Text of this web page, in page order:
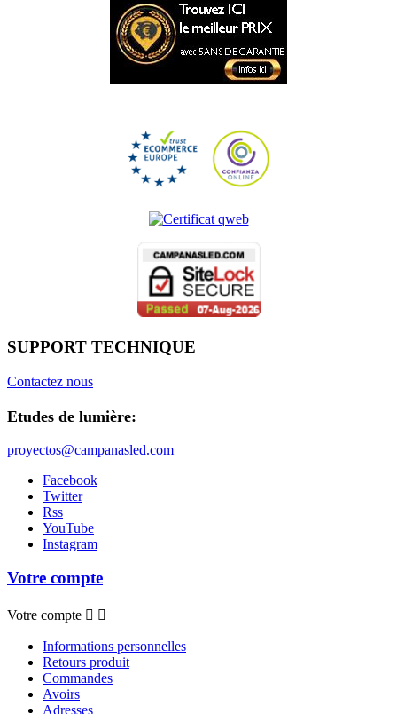
SUPPORT TECHNIQUE
Contactez nous
Etudes de lumière:
proyectos@campanasled.com
Facebook
Twitter
Rss
YouTube
Instagram
Votre compte
Votre compte  
Informations personnelles
Retours produit
Commandes
Avoirs
Adresses